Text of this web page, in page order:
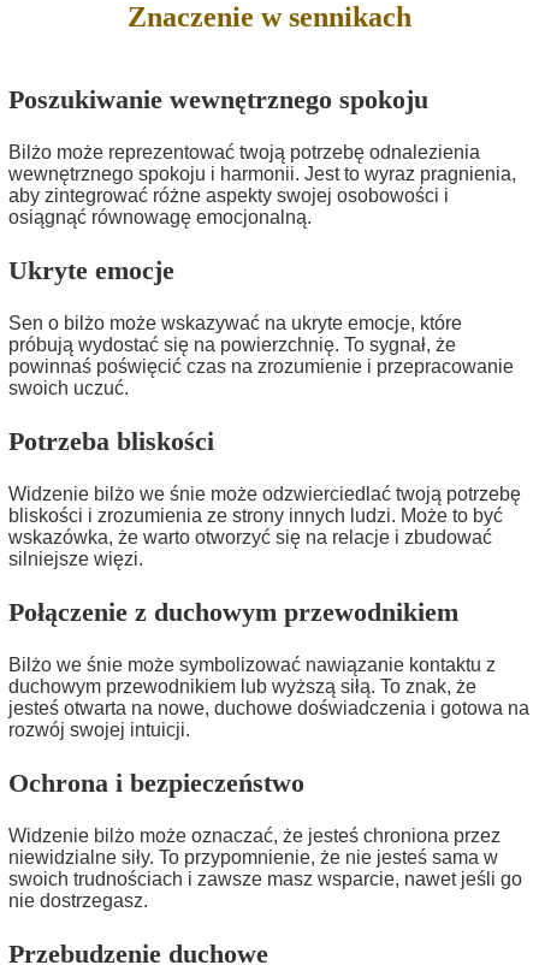
Znaczenie w sennikach
Poszukiwanie wewnętrznego spokoju
Bilżo może reprezentować twoją potrzebę odnalezienia
wewnętrznego spokoju i harmonii. Jest to wyraz pragnienia,
aby zintegrować różne aspekty swojej osobowości i
osiągnąć równowagę emocjonalną.
Ukryte emocje
Sen o bilżo może wskazywać na ukryte emocje, które
próbują wydostać się na powierzchnię. To sygnał, że
powinnaś poświęcić czas na zrozumienie i przepracowanie
swoich uczuć.
Potrzeba bliskości
Widzenie bilżo we śnie może odzwierciedlać twoją potrzebę
bliskości i zrozumienia ze strony innych ludzi. Może to być
wskazówka, że warto otworzyć się na relacje i zbudować
silniejsze więzi.
Połączenie z duchowym przewodnikiem
Bilżo we śnie może symbolizować nawiązanie kontaktu z
duchowym przewodnikiem lub wyższą siłą. To znak, że
jesteś otwarta na nowe, duchowe doświadczenia i gotowa na
rozwój swojej intuicji.
Ochrona i bezpieczeństwo
Widzenie bilżo może oznaczać, że jesteś chroniona przez
niewidzialne siły. To przypomnienie, że nie jesteś sama w
swoich trudnościach i zawsze masz wsparcie, nawet jeśli go
nie dostrzegasz.
Przebudzenie duchowe